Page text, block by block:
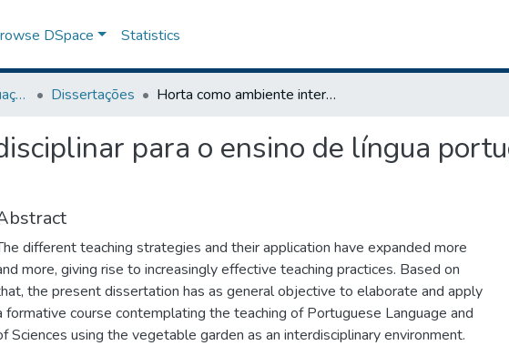
DSpace Statistics
Programa de Pós-Graduação em Ensino Dissertações Horta como ambiente interdisciplinar para o ensino de língua portuguesa e ciências nos anos iniciais
para o ensino de língua
different teaching strategies and their application have expanded more
more, giving rise to increasingly effective teaching practices. Based on
the present dissertation has as general objective to elaborate and apply
formative course contemplating the teaching of Portuguese Language and
Sciences using the vegetable garden as an interdisciplinary environment.